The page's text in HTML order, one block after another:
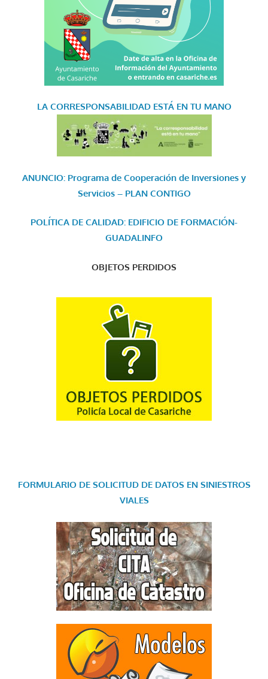
LA CORRESPONSABILIDAD ESTÁ EN TU MANO
ANUNCIO: Programa de Cooperación de Inversiones y
Servicios – PLAN CONTIGO
POLÍTICA DE CALIDAD: EDIFICIO DE FORMACIÓN-
GUADALINFO
OBJETOS PERDIDOS
FORMULARIO DE SOLICITUD DE DATOS EN SINIESTROS
VIALES